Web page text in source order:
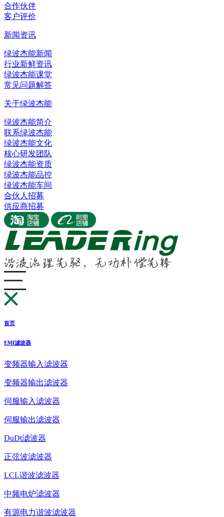
合作伙伴
客户评价
新闻资讯
绿波杰能新闻
行业新鲜资讯
绿波杰能课堂
常见问题解答
关于绿波杰能
绿波杰能简介
联系绿波杰能
绿波杰能文化
核心研发团队
绿波杰能资质
绿波杰能品控
绿波杰能车间
合伙人招募
供应商招募
首页
EMI滤波器
变频器输入滤波器
变频器输出滤波器
伺服输入滤波器
伺服输出滤波器
DuDt滤波器
正弦波滤波器
LCL谐波滤波器
中频电炉滤波器
有源电力谐波滤波器